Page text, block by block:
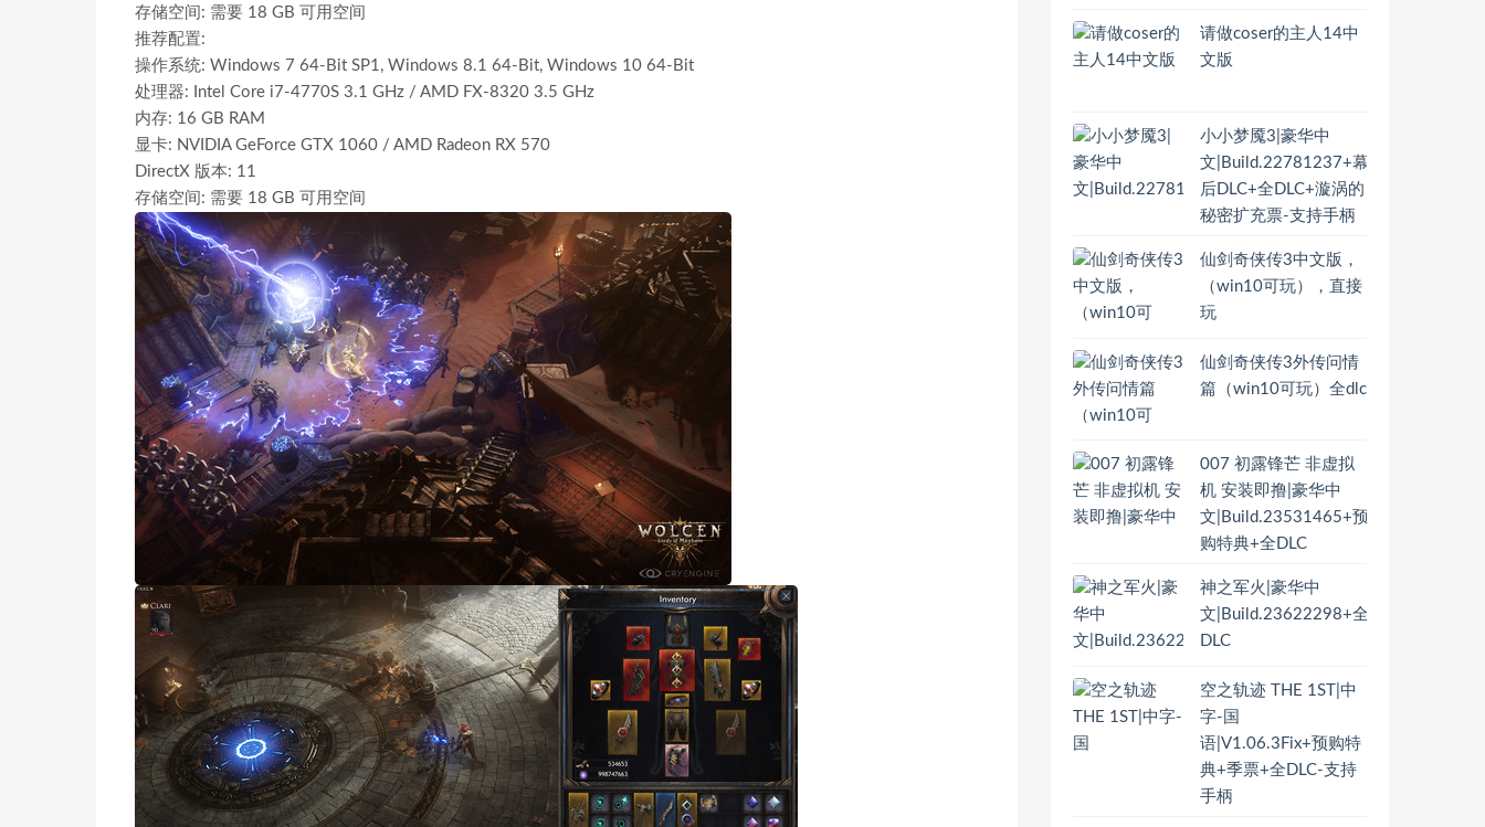
存储空间: 需要 18 GB 可用空间
推荐配置:
操作系统: Windows 7 64-Bit SP1, Windows 8.1 64-Bit, Windows 10 64-Bit
处理器: Intel Core i7-4770S 3.1 GHz / AMD FX-8320 3.5 GHz
内存: 16 GB RAM
显卡: NVIDIA GeForce GTX 1060 / AMD Radeon RX 570
DirectX 版本: 11
存储空间: 需要 18 GB 可用空间
请做coser的主人14中
文版
小小梦魇3|豪华中
文|Build.22781237+幕
后DLC+全DLC+漩涡的
秘密扩充票-支持手柄
仙剑奇侠传3中文版，
（win10可玩），直接
玩
仙剑奇侠传3外传问情
篇（win10可玩）全dlc
007 初露锋芒 非虚拟
机 安装即撸|豪华中
文|Build.23531465+预
购特典+全DLC
神之军火|豪华中
文|Build.23622298+全
DLC
空之轨迹 THE 1ST|中
字-国
语|V1.06.3Fix+预购特
典+季票+全DLC-支持
手柄